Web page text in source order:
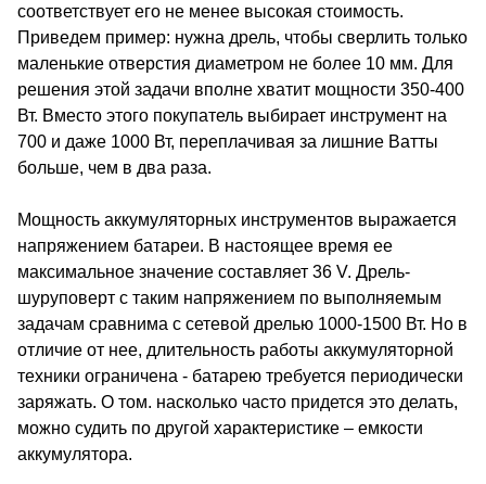
соответствует его не менее высокая стоимость.
Приведем пример: нужна дрель, чтобы сверлить только
маленькие отверстия диаметром не более 10 мм. Для
решения этой задачи вполне хватит мощности 350-400
Вт. Вместо этого покупатель выбирает инструмент на
700 и даже 1000 Вт, переплачивая за лишние Ватты
больше, чем в два раза.
Мощность аккумуляторных инструментов выражается
напряжением батареи. В настоящее время ее
максимальное значение составляет 36 V. Дрель-
шуруповерт с таким напряжением по выполняемым
задачам сравнима с сетевой дрелью 1000-1500 Вт. Но в
отличие от нее, длительность работы аккумуляторной
техники ограничена - батарею требуется периодически
заряжать. О том. насколько часто придется это делать,
можно судить по другой характеристике – емкости
аккумулятора.